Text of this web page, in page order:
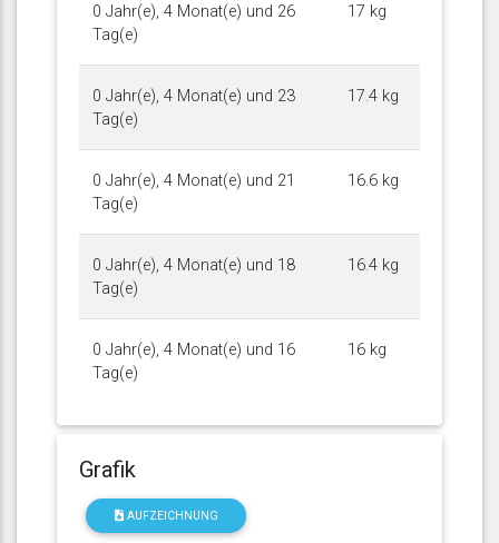
0 Jahr(e), 4 Monat(e) und 26
Tag(e)
17 kg
0 Jahr(e), 4 Monat(e) und 23
Tag(e)
17.4 kg
0 Jahr(e), 4 Monat(e) und 21
Tag(e)
16.6 kg
0 Jahr(e), 4 Monat(e) und 18
Tag(e)
16.4 kg
0 Jahr(e), 4 Monat(e) und 16
Tag(e)
16 kg
Grafik
AUFZEICHNUNG